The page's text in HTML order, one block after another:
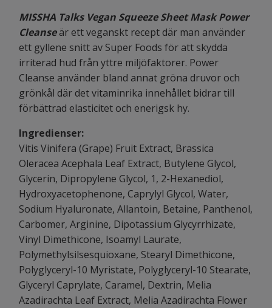
MISSHA Talks Vegan Squeeze Sheet Mask Power
Cleanseär ett veganskt recept där man använder
ett gyllene snitt av Super Foods för att skydda
irriterad hud från yttre miljöfaktorer. Power
Cleanse använder bland annat gröna druvor och
grönkål där det vitaminrika innehållet bidrar till
förbättrad elasticitet och enerigsk hy.
Ingredienser:
Vitis Vinifera (Grape) Fruit Extract, Brassica
Oleracea Acephala Leaf Extract, Butylene Glycol,
Glycerin, Dipropylene Glycol, 1, 2-Hexanediol,
Hydroxyacetophenone, Caprylyl Glycol, Water,
Sodium Hyaluronate, Allantoin, Betaine, Panthenol,
Carbomer, Arginine, Dipotassium Glycyrrhizate,
Vinyl Dimethicone, Isoamyl Laurate,
Polymethylsilsesquioxane, Stearyl Dimethicone,
Polyglyceryl-10 Myristate, Polyglyceryl-10 Stearate,
Glyceryl Caprylate, Caramel, Dextrin, Melia
Azadirachta Leaf Extract, Melia Azadirachta Flower